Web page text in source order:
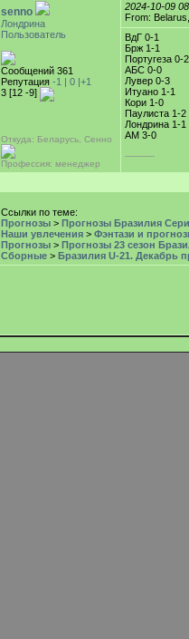
senno
Лондрина
Пользователь
Сообщений 361
Репутация -1 | 0 |+1
3 [12 -9]
Откуда: Беларусь, Cенно
Профессия: менеджер
2024-10-09
From:
ВдГ 0-1
Брж 1-1
Португеза 0-2
АБС 0-0
Лувер 0-3
Итуано 1-1
Кори 1-0
Паулиста 1-2
Лондрина 1-1
АМ 3-0
-----------
Ссылки по теме:
Прогнозы > Прогнозы Бразилия
Наши увлечения > Фэнтази и
Прогнозы > Прогнозы 23 сезон
Сборные > Бразилия U-21. Декабрь